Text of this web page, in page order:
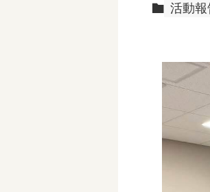
活動報